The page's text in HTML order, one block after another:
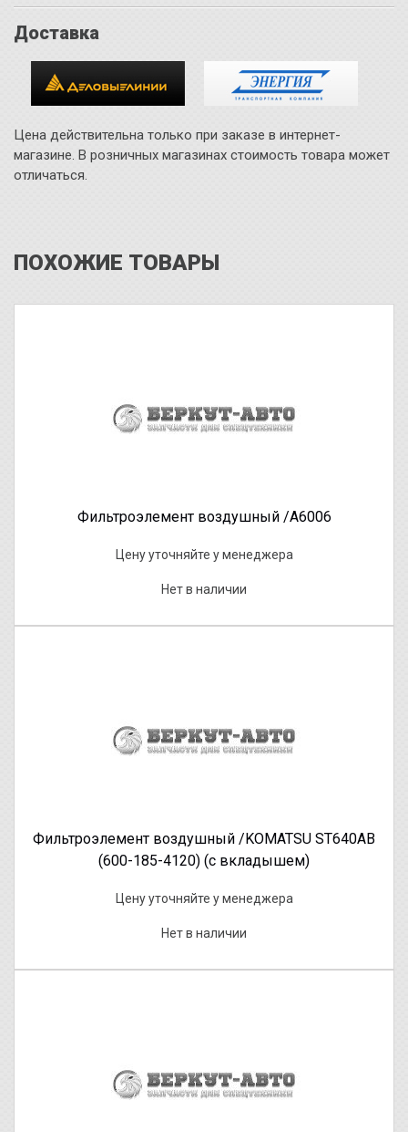
Доставка
Цена действительна только при заказе в интернет-
магазине. В розничных магазинах стоимость товара может
отличаться.
ПОХОЖИЕ ТОВАРЫ
Фильтроэлемент воздушный /A6006
Цену уточняйте у менеджера
Нет в наличии
Фильтроэлемент воздушный /KOMATSU ST640AB
(600-185-4120) (с вкладышем)
Цену уточняйте у менеджера
Нет в наличии